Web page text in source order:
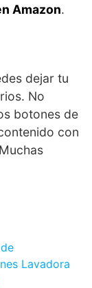
Amazon.
dejar tu
No
botones de
con